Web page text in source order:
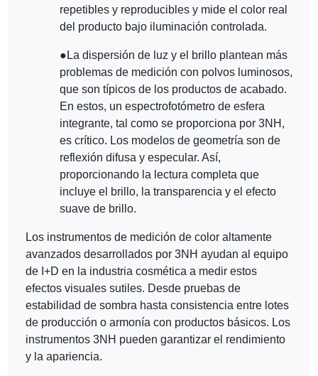
repetibles y reproducibles y mide el color real
del producto bajo iluminación controlada.
● La dispersión de luz y el brillo plantean más
problemas de medición con polvos luminosos,
que son típicos de los productos de acabado.
En estos, un espectrofotómetro de esfera
integrante, tal como se proporciona por 3NH,
es crítico. Los modelos de geometría son de
reflexión difusa y especular. Así,
proporcionando la lectura completa que
incluye el brillo, la transparencia y el efecto
suave de brillo.
Los instrumentos de medición de color altamente
avanzados desarrollados por 3NH ayudan al equipo
de I+D en la industria cosmética a medir estos
efectos visuales sutiles. Desde pruebas de
estabilidad de sombra hasta consistencia entre lotes
de producción o armonía con productos básicos. Los
instrumentos 3NH pueden garantizar el rendimiento
y la apariencia.